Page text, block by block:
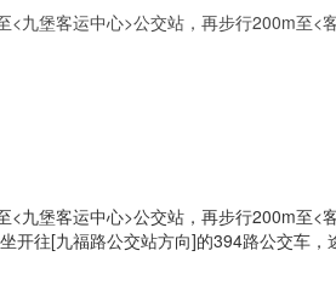
九堡客运中心>公交站，再步行200m至<
九堡客运中心>公交站，再步行200m至<
开往[九福路公交站方向]的394路公交车，